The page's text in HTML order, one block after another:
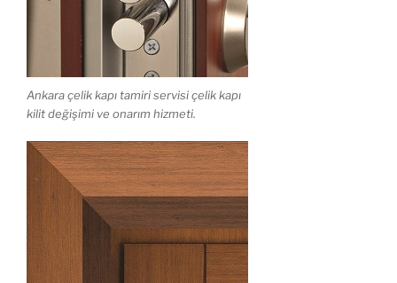
Ankara çelik kapı tamiri servisi çelik kapı
kilit değişimi ve onarım hizmeti.